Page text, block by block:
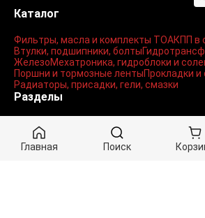
Каталог
Фильтры, масла и комплекты ТОАКПП в
Втулки, подшипники, болты
ЖелезоМехатроника, гидроблоки и
Поршни и тормозные лентыПрокладки и
Радиаторы, присадки, гели, смазки
Разделы
Личный кабинет
Главная Поиск